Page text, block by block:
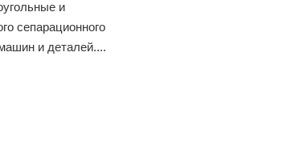
и
сепарационного
и деталей....